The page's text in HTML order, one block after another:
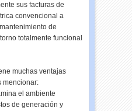
sus facturas de
convencional a
de
totalmente funcional
muchas ventajas
mencionar:
el ambiente
de generación y